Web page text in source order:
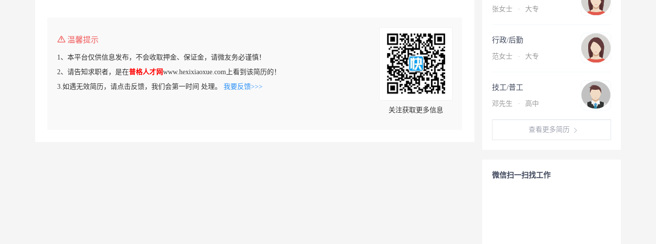
温馨提示
1、本平台仅供信息发布，不会收取押金、保证金，请微友务必谨慎！
2、请告知求职者，是在普格人才网www.hexixiaoxue.com上看到该简历的！
3.如遇无效简历，请点击反馈，我们会第一时间 处理。 我要反馈>>>
关注获取更多信息
张女士 · 大专
行政/后勤
范女士 · 大专
技工/普工
邓先生 · 高中
查看更多简历
微信扫一扫找工作